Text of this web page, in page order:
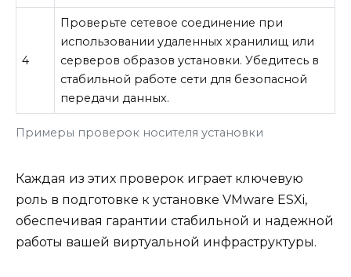
Примеры проверок носителя установки
4
Проверьте сетевое соединение при
использовании удаленных хранилищ или
серверов образов установки. Убедитесь в
стабильной работе сети для безопасной
передачи данных.
Каждая из этих проверок играет ключевую
роль в подготовке к установке VMware ESXi,
обеспечивая гарантии стабильной и надежной
работы вашей виртуальной инфраструктуры.